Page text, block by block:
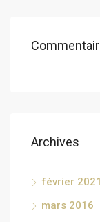
Archives
février 2021
mars 2016